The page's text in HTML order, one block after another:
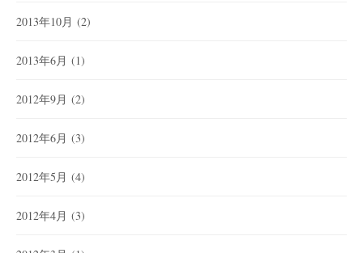
2013年10月 (2)
2013年6月 (1)
2012年9月 (2)
2012年6月 (3)
2012年5月 (4)
2012年4月 (3)